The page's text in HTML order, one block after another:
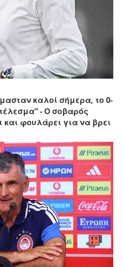
καλοί σήμερα, το 0-
- Ο σοβαρός
φουλάρει για να βρει